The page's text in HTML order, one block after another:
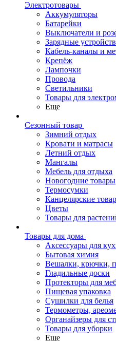
Электротовары
Аккумуляторы
Батарейки
Выключатели и
Зарядные
Кабель-каналы и
Крепёж
Лампочки
Провода
Светильники
Товары для
Еще
Сезонный товар
Зимний отдых
Кровати и матрасы
Летний отдых
Мангалы
Мебель для отдыха
Новогодние товары
Термосумки
Канцелярские
Цветы
Товары для
Товары для дома
Аксессуары для
Бытовая химия
Вешалки, крючки,
Гладильные доски
Протекторы для
Пищевая упаковка
Сушилки для белья
Термометры,
Органайзеры для
Товары для уборки
Еще